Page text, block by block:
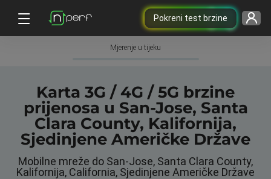
Pokreni test brzine
Mjerenje u tijeku
Karta 3G / 4G / 5G brzine
prijenosa u San-Jose, Santa
Clara County, Kalifornija,
Sjedinjene Američke Države
Mobilne mreže do San-Jose, Santa Clara County,
Kalifornija, California, Sjedinjene Američke Države